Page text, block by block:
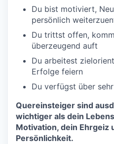
Du bist motiviert,
persönlich
Du trittst offen,
überzeugend auft
Du arbeitest
Erfolge feiern
Du verfügst über
Quereinsteiger sind
wichtiger als dein
Motivation, dein Ehrgeiz
Persönlichkeit.